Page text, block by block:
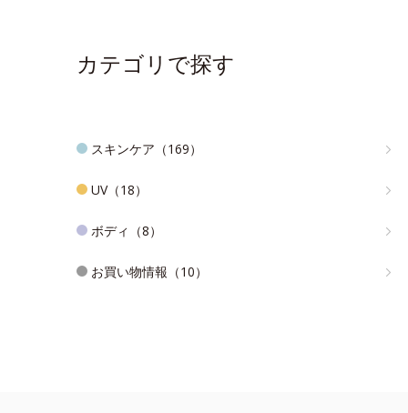
カテゴリで探す
スキンケア（169）
UV（18）
ボディ（8）
お買い物情報（10）